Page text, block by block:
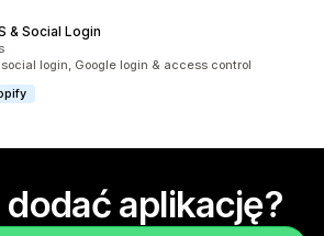
& Social Login
12
social login, Google login & access control
aplikację?